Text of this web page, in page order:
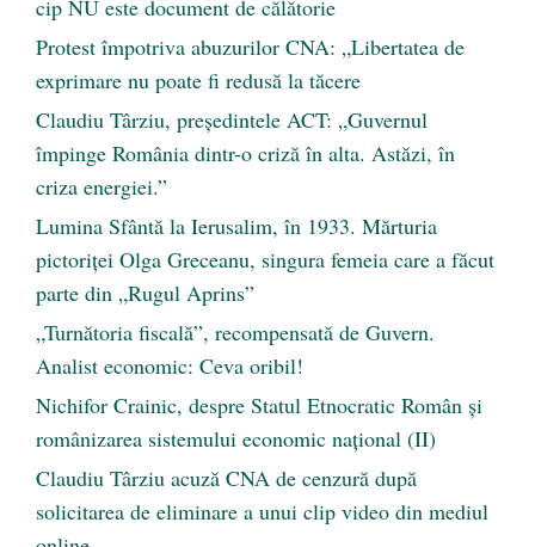
cip NU este document de călătorie
Protest împotriva abuzurilor CNA: „Libertatea de
exprimare nu poate fi redusă la tăcere
Claudiu Târziu, președintele ACT: „Guvernul
împinge România dintr-o criză în alta. Astăzi, în
criza energiei.”
Lumina Sfântă la Ierusalim, în 1933. Mărturia
pictoriței Olga Greceanu, singura femeia care a făcut
parte din „Rugul Aprins”
„Turnătoria fiscală”, recompensată de Guvern.
Analist economic: Ceva oribil!
Nichifor Crainic, despre Statul Etnocratic Român şi
românizarea sistemului economic naţional (II)
Claudiu Târziu acuză CNA de cenzură după
solicitarea de eliminare a unui clip video din mediul